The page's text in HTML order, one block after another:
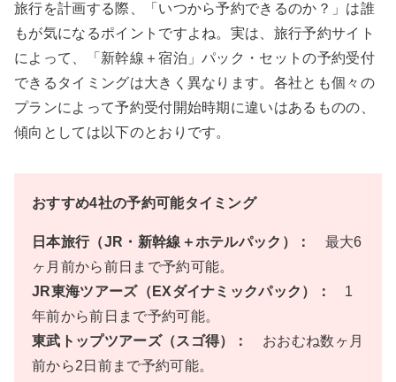
旅行を計画する際、「いつから予約できるのか？」は誰
もが気になるポイントですよね。実は、旅行予約サイト
によって、「新幹線＋宿泊」パック・セットの予約受付
できるタイミングは大きく異なります。各社とも個々の
プランによって予約受付開始時期に違いはあるものの、
傾向としては以下のとおりです。
おすすめ4社の予約可能タイミング
日本旅行（JR・新幹線＋ホテルパック）：
最大6
ヶ月前から前日まで予約可能。
JR東海ツアーズ（EXダイナミックパック）：
1
年前から前日まで予約可能。
東武トップツアーズ（スゴ得）：
おおむね数ヶ月
前から2日前まで予約可能。